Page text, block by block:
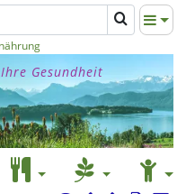
Gesundheit